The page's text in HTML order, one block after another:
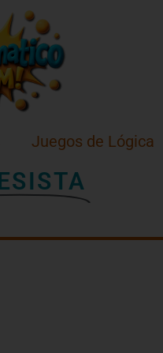
Juegos de Lógica